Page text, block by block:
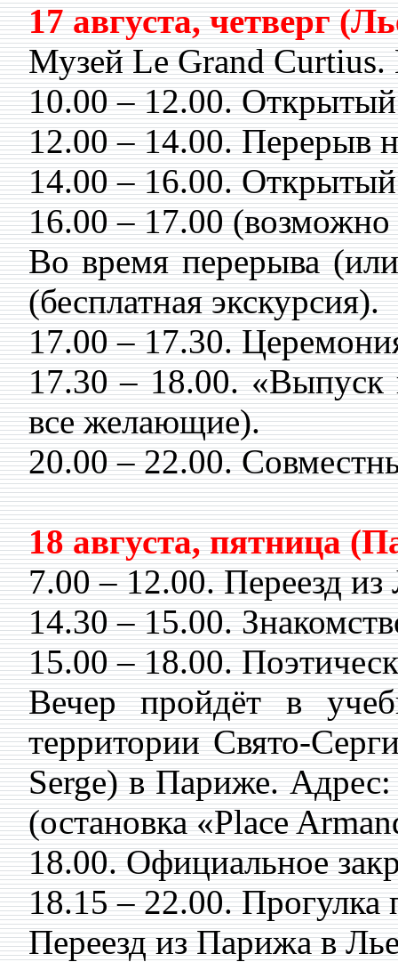
17 августа, четверг
Музей Le Grand Curtius.
10.00 – 12.00.
12.00 – 14.00. Перерыв
14.00 – 16.00.
16.00 – 17.00
Во время перерыва
(бесплатная экскурсия).
17.00 – 17.30.
17.30 – 18.00. «Выпуск
все желающие).
20.00 – 22.00.
18 августа, пятница
7.00 – 12.00. Переезд
14.30 – 15.00.
15.00 – 18.00.
Вечер пройдёт в
территории Свято-
Serge) в Париже.
(остановка «Place
18.00. Официальное
18.15 – 22.00.
Переезд из Парижа в